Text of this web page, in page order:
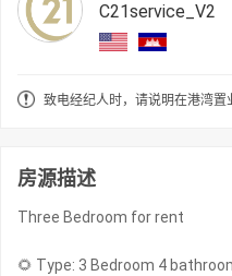
C21service_V2
致电经纪人时，请说明在港湾置
房源描述
Three Bedroom for rent
🌻 Type: 3 Bedroom 4